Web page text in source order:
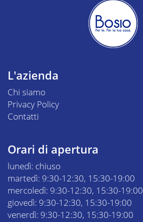
L'azienda
Chi siamo
Privacy Policy
Contatti
Orari di apertura
lunedì: chiuso
martedì: 9:30-12:30, 15:30-19:00
mercoledì: 9:30-12:30, 15:30-19:00
giovedì: 9:30-12:30, 15:30-19:00
venerdì: 9:30-12:30, 15:30-19:00